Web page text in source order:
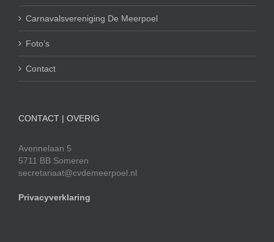
Carnavalsvereniging De Meerpoel
Foto’s
Contact
CONTACT | OVERIG
Avennelaan 5
5711 BB Someren
secretariaat@cvdemeerpoel.nl
Privacyverklaring